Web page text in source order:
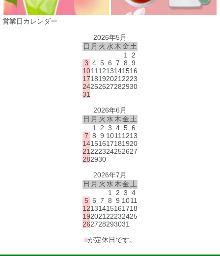
営業日カレンダー
2026年5月
日 月 火 水木金土
1 2
3 4 5 6 7 8 9
10111213141516
17181920212223
24252627282930
31
2026年6月
日 月 火 水木金土
1 2 3 4 5 6
7 8 9 10111213
14151617181920
21222324252627
282930
2026年7月
日 月 火 水木金土
1 2 3 4
5 6 7 8 9 1011
12131415161718
19202122232425
262728293031
■が定休日です。